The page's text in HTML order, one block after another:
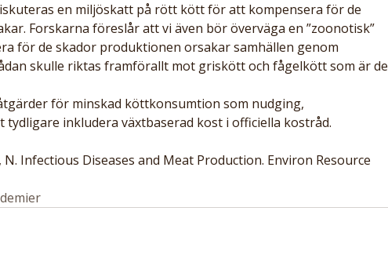
en miljöskatt på rött kött för att kompensera för de
Forskarna föreslår att vi även bör överväga en ”zoonotisk”
för de skador produktionen orsakar samhällen genom
skulle riktas framförallt mot griskött och fågelkött som är de
för minskad köttkonsumtion som nudging,
inkludera växtbaserad kost i officiella kostråd.
N. Infectious Diseases and Meat Production. Environ Resource